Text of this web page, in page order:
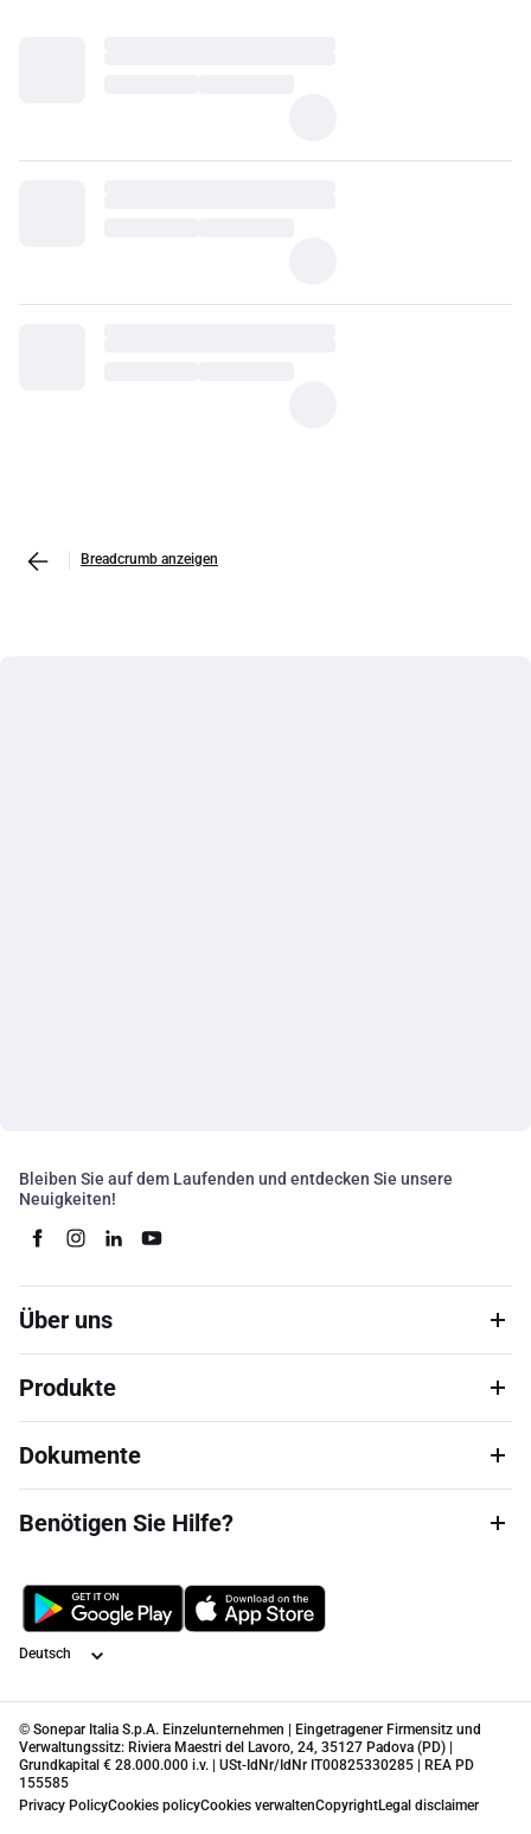
Breadcrumb anzeigen
Bleiben Sie auf dem Laufenden und entdecken Sie unsere
Neuigkeiten!
Über uns
Produkte
Dokumente
Benötigen Sie Hilfe?
Sprache
© Sonepar Italia S.p.A. Einzelunternehmen | Eingetragener Firmensitz und
Verwaltungssitz: Riviera Maestri del Lavoro, 24, 35127 Padova (PD) |
Grundkapital € 28.000.000 i.v. | USt-IdNr/IdNr IT00825330285 | REA PD
155585
Privacy PolicyCookies policyCookies verwaltenCopyrightLegal disclaimer